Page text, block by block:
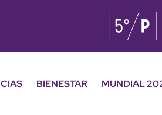
BIENESTAR
MUNDIAL